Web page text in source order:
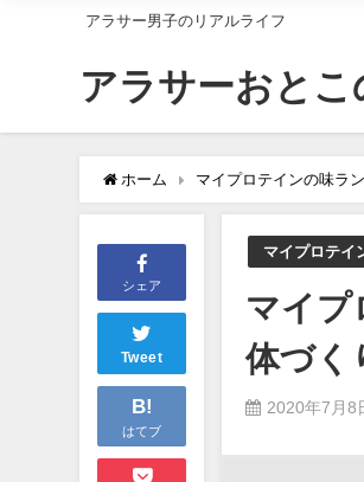
アラサー男子のリアルライフ
アラサーおと
ホーム マイプロテインの味ラ
シェア
Tweet
B!
はてブ
マイプロテイ
マイプ
体づく
2020年7月8